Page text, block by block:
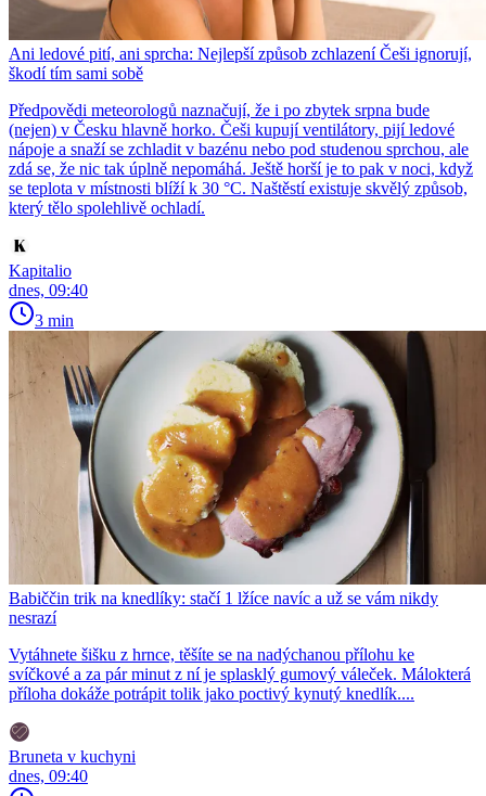
Ani ledové pití, ani sprcha: Nejlepší způsob zchlazení Češi ignorují,
škodí tím sami sobě
Předpovědi meteorologů naznačují, že i po zbytek srpna bude
(nejen) v Česku hlavně horko. Češi kupují ventilátory, pijí ledové
nápoje a snaží se zchladit v bazénu nebo pod studenou sprchou, ale
zdá se, že nic tak úplně nepomáhá. Ještě horší je to pak v noci, když
se teplota v místnosti blíží k 30 °C. Naštěstí existuje skvělý způsob,
který tělo spolehlivě ochladí.
Kapitalio
dnes, 09:40
3 min
Babiččin trik na knedlíky: stačí 1 lžíce navíc a už se vám nikdy
nesrazí
Vytáhnete šišku z hrnce, těšíte se na nadýchanou přílohu ke
svíčkové a za pár minut z ní je splasklý gumový váleček. Málokterá
příloha dokáže potrápit tolik jako poctivý kynutý knedlík....
Bruneta v kuchyni
dnes, 09:40